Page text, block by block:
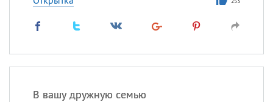
В вашу дружную семью